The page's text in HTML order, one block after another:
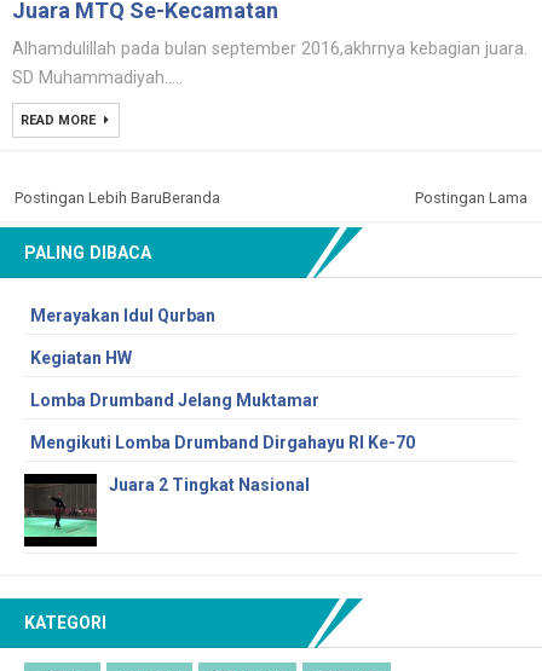
Juara MTQ Se-Kecamatan
Alhamdulillah pada bulan september 2016,akhrnya kebagian juara.
SD Muhammadiyah.....
READ MORE
Postingan Lebih Baru Postingan Lama
Beranda
PALING DIBACA
Merayakan Idul Qurban
Kegiatan HW
Lomba Drumband Jelang Muktamar
Mengikuti Lomba Drumband Dirgahayu RI Ke-70
Juara 2 Tingkat Nasional
KATEGORI